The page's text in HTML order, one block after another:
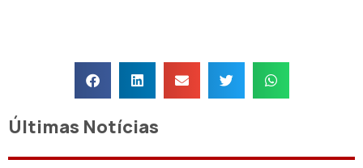
Últimas Notícias